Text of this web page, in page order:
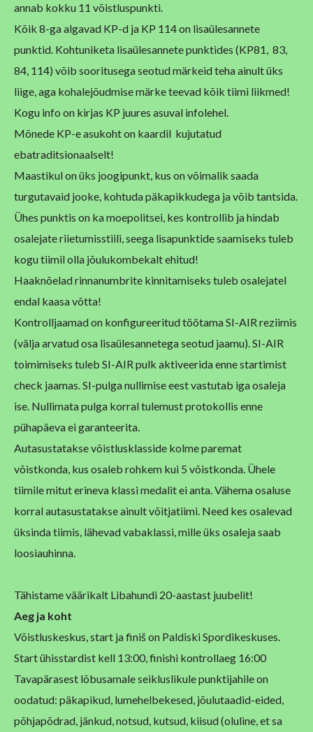
annab kokku 11 võistluspunkti.
Kõik 8-ga algavad KP-d ja KP 114 on lisaülesannete
punktid. Kohtuniketa lisaülesannete punktides (KP81, 83,
84, 114) võib sooritusega seotud märkeid teha ainult üks
liige, aga kohalejõudmise märke teevad kõik tiimi liikmed!
Kogu info on kirjas KP juures asuval infolehel.
Mõnede KP-e asukoht on kaardil kujutatud
ebatraditsionaalselt!
Maastikul on üks joogipunkt, kus on võimalik saada
turgutavaid jooke, kohtuda päkapikkudega ja võib tantsida.
Ühes punktis on ka moepolitsei, kes kontrollib ja hindab
osalejate riietumisstiili, seega lisapunktide saamiseks tuleb
kogu tiimil olla jõulukombekalt ehitud!
Haaknõelad rinnanumbrite kinnitamiseks tuleb osalejatel
endal kaasa võtta!
Kontrolljaamad on konfigureeritud töötama SI-AIR reziimis
(välja arvatud osa lisaülesannetega seotud jaamu). SI-AIR
toimimiseks tuleb SI-AIR pulk aktiveerida enne startimist
check jaamas. SI-pulga nullimise eest vastutab iga osaleja
ise. Nullimata pulga korral tulemust protokollis enne
pühapäeva ei garanteerita.
Autasustatakse võistlusklasside kolme paremat
võistkonda, kus osaleb rohkem kui 5 võistkonda. Ühele
tiimile mitut erineva klassi medalit ei anta. Vähema osaluse
korral autasustatakse ainult võitjatiimi. Need kes osalevad
üksinda tiimis, lähevad vabaklassi, mille üks osaleja saab
loosiauhinna.
Tähistame väärikalt Libahundi 20-aastast juubelit!
Aeg ja koht
Võistluskeskus, start ja finiš on Paldiski Spordikeskuses.
Start ühisstardist kell 13:00, finishi kontrollaeg 16:00
Tavapärasest lõbusamale seikluslikule punktijahile on
oodatud: päkapikud, lumehelbekesed, jõulutaadid-eided,
põhjapõdrad, jänkud, notsud, kutsud, kiisud (oluline, et sa